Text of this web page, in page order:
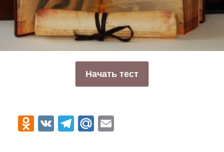
Odnoklassniki
VK Telegram
Mail.Ru